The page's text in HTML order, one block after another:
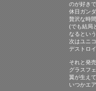
のが好きで
休日ガン
贅沢な時
(でも結局
なるとい
次はユニ
デストロ
それと発
グラスフ
翼が生え
いつかエ